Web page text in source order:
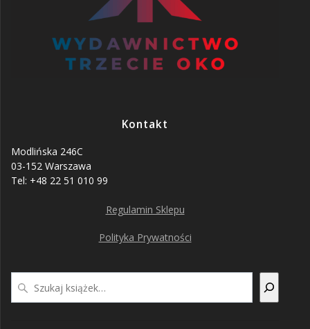
Kontakt
Modlińska 246C
03-152 Warszawa
Tel: +48 22 51 010 99
Regulamin Sklepu
Polityka Prywatności